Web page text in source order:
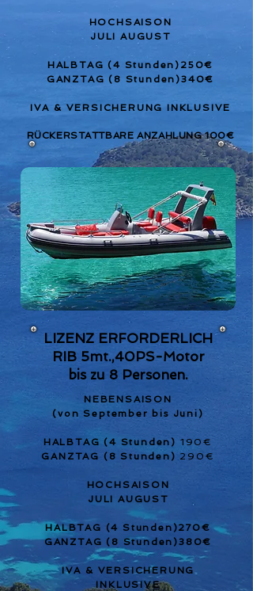
HOCHSAISON
JULI AUGUST
HALBTAG (4 Stunden)250€
GANZTAG (8 Stunden)340€
IVA & VERSICHERUNG INKLUSIVE
RÜCKERSTATTBARE ANZAHLUNG 100€
LIZENZ ERFORDERLICH
RIB 5mt.,40PS-Motor
bis zu 8 Personen.
NEBENSAISON
(von September bis Juni)
HALBTAG (4 Stunden) 190€
GANZTAG (8 Stunden) 290 €
HOCHSAISON
JULI AUGUST
HALBTAG (4 Stunden)270€
GANZTAG (8 Stunden)380€
IVA & VERSICHERUNG
INKLUSIVE